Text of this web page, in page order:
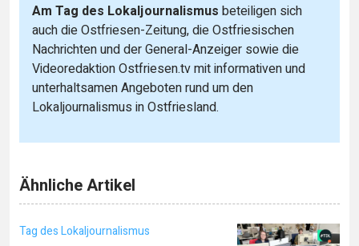
Am Tag des Lokaljournalismus beteiligen sich
auch die Ostfriesen-Zeitung, die Ostfriesischen
Nachrichten und der General-Anzeiger sowie die
Videoredaktion Ostfriesen.tv mit informativen und
unterhaltsamen Angeboten rund um den
Lokaljournalismus in Ostfriesland.
Ähnliche Artikel
Tag des Lokaljournalismus